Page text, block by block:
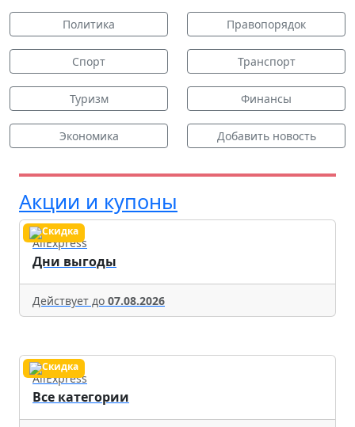
Политика Правопорядок
Спорт Транспорт
Туризм Финансы
Экономика Добавить новость
Акции и купоны
AliExpress
Дни выгоды
Действует до 07.08.2026
AliExpress
Все категории